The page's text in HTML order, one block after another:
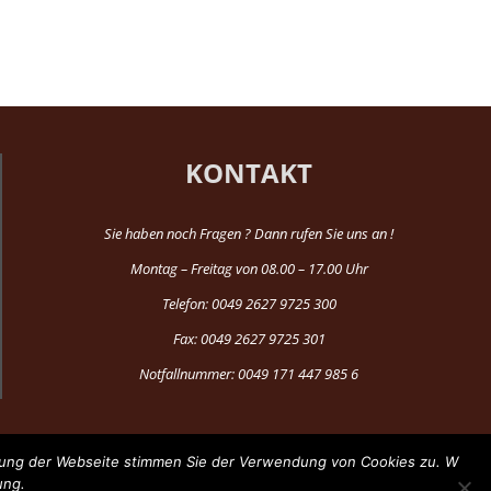
KONTAKT
Sie haben noch Fragen ? Dann rufen Sie uns an !
Montag – Freitag von 08.00 – 17.00 Uhr
Telefon: 0049 2627 9725 300
Fax: 0049 2627 9725 301
Notfallnummer: 0049 171 447 985 6
der Webseite stimmen Sie der Verwendung von Cookies zu. W